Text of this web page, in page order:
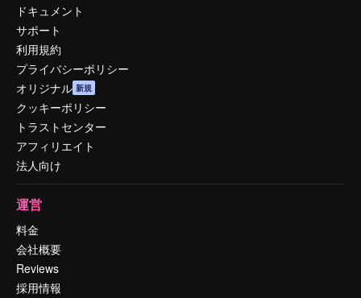
ドキュメント
サポート
利用規約
プライバシーポリシー
オリジナル 新規
クッキーポリシー
トラストセンター
アフィリエイト
法人向け
運営
料金
会社概要
Reviews
採用情報